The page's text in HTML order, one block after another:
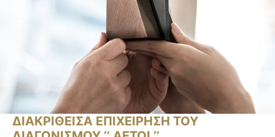
ΔΙΑΚΡΙΘΕΙΣΑ ΕΠΙΧΕΙΡΗΣΗ ΤΟΥ